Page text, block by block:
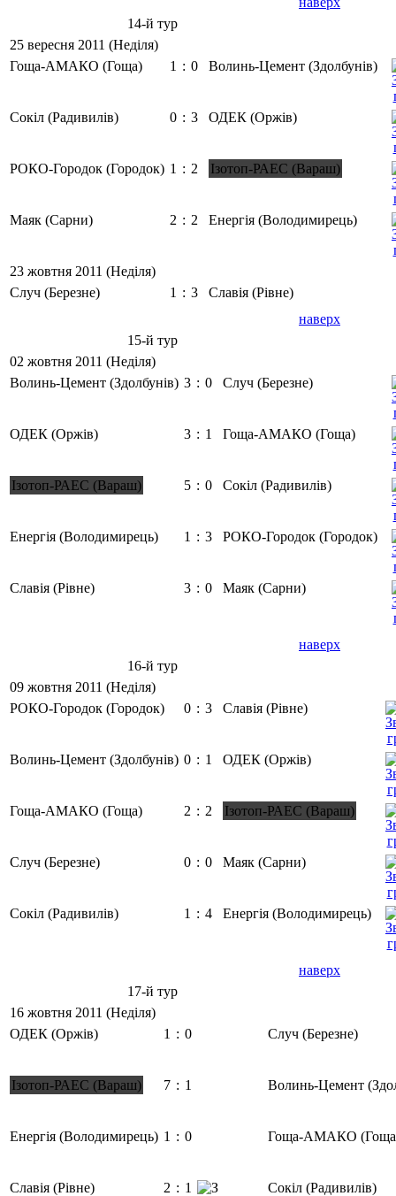
14-й тур
25 вересня 2011 (Неділя)
Гоща-АМАКО (Гоща)
1 : 0 Волинь-Цемент (Здолбунів)
Сокіл (Радивилів) 0 : 3 ОДЕК (Оржів)
РОКО-Городок (Городок) 1 : 2 Ізотоп-РАЕС (Вараш)
Маяк (Сарни) 2 : 2 Енергія (Володимирець)
23 жовтня 2011 (Неділя)
Случ (Березне)
1 : 3
Славія (Рівне)
наверх
15-й тур
02 жовтня 2011 (Неділя)
Волинь-Цемент (Здолбунів) 3 : 0 Случ (Березне)
ОДЕК (Оржів) 3 : 1 Гоща-АМАКО (Гоща)
Ізотоп-РАЕС (Вараш) 5 : 0 Сокіл (Радивилів)
Енергія (Володимирець) 1 : 3 РОКО-Городок (Городок)
Славія (Рівне) 3 : 0 Маяк (Сарни)
наверх
16-й тур
09 жовтня 2011 (Неділя)
РОКО-Городок (Городок)
0 : 3 Славія (Рівне)
Волинь-Цемент (Здолбунів) 0 : 1 ОДЕК (Оржів)
Гоща-АМАКО (Гоща) 2 : 2 Ізотоп-РАЕС (Вараш)
Случ (Березне) 0 : 0 Маяк (Сарни)
Сокіл (Радивилів) 1 : 4 Енергія (Володимирець)
наверх
17-й тур
16 жовтня 2011 (Неділя)
ОДЕК (Оржів)
1 : 0 Случ (Березне)
Ізотоп-РАЕС (Вараш) 7 : 1 Волинь-Цемент
Енергія (Володимирець) 1 : 0 Гоща-АМАКО
Славія (Рівне) 2 : 1 Сокіл (Радивилів)